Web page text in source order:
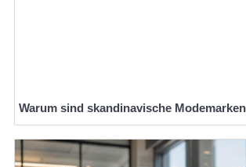
Warum sind skandinavische